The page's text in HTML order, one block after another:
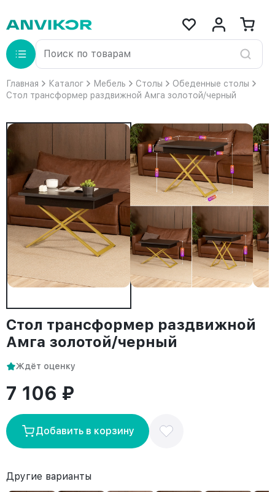
Главная Каталог Мебель Столы
Обеденные столы
Стол трансформер раздвижной Амга золотой/черный
Стол трансформер раздвижной
Амга золотой/черный
Ждёт оценку
7 106 ₽
Добавить в корзину
Другие варианты